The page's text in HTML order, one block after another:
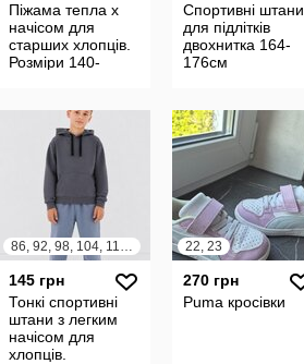
Піжама тепла х
начісом для
старших хлопців.
Розміри 140-
Спортивні штани
для підлітків
двохнитка 164-
176см
86, 92, 98, 104, 110, 116, 122, 128, 134
145 грн
Тонкі спортивні
штани з легким
начісом для
хлопців.
22, 23
270 грн
Puma кросівки